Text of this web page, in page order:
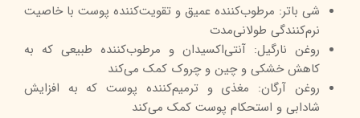
شی باتر: مرطوب‌کننده عمیق و تقویت‌کننده پوست با خاصیت
نرم‌کنندگی طولانی‌مدت
روغن نارگیل: آنتی‌اکسیدان و مرطوب‌کننده طبیعی که به
کاهش خشکی و چین و چروک کمک می‌کند
روغن آرگان: مغذی و ترمیم‌کننده پوست که به افزایش
شادابی و استحکام پوست کمک می‌کند